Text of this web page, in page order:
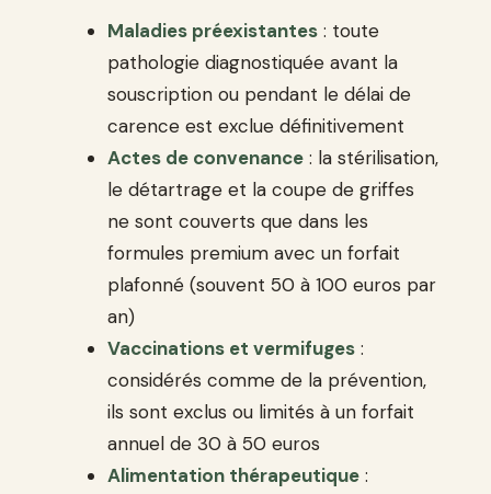
Maladies préexistantes : toute
pathologie diagnostiquée avant la
souscription ou pendant le délai de
carence est exclue définitivement
Actes de convenance : la stérilisation,
le détartrage et la coupe de griffes
ne sont couverts que dans les
formules premium avec un forfait
plafonné (souvent 50 à 100 euros par
an)
Vaccinations et vermifuges :
considérés comme de la prévention,
ils sont exclus ou limités à un forfait
annuel de 30 à 50 euros
Alimentation thérapeutique :